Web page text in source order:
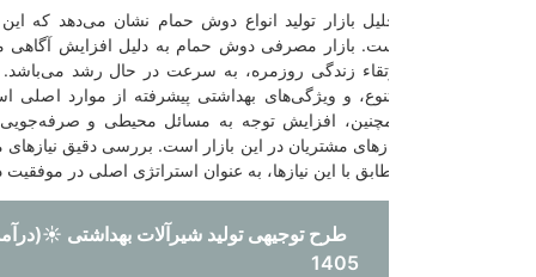
بازار تولید انواع دوش حمام نشان می‌دهد که این صنعت از یک رونق
بازار مصرفی دوش حمام به دلیل افزایش آگاهی مصرف‌کنندگان از
زندگی روزمره، به سرعت در حال رشد می‌باشد. نیاز به دوش‌های با
و ویژگی‌های بهداشتی پیشرفته از موارد اصلی است که مشتریان در
افزایش توجه به مسائل محیطی و صرفه‌جویی در مصرف انرژی نیز
مشتریان در این بازار است. بررسی دقیق نیازهای مشتریان و ارائه
با این نیازها، به عنوان استراتژی اصلی در موفقیت در این بازار حیاتی
طرح توجیهی تولید شیرآلات بهداشتی ☀️(درآمد و هزینه)